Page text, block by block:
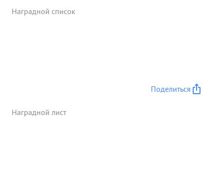
Наградной список
Поделиться
Наградной лист